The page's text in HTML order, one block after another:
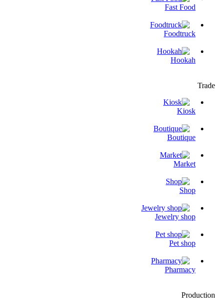
Fast Food
Foodtruck
Hookah
Trade
Kiosk
Boutique
Market
Shop
Jewelry shop
Pet shop
Pharmacy
Production